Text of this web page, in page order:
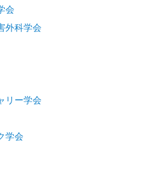
会
外科学会
リー学会
学会